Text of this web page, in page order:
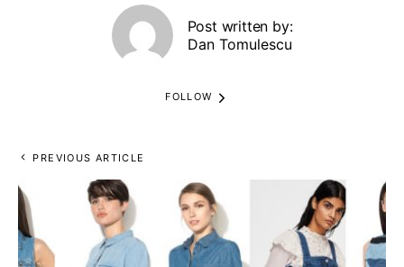
Post written by:
Dan Tomulescu
FOLLOW
PREVIOUS ARTICLE